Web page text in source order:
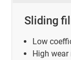
Sliding
Low
High wear